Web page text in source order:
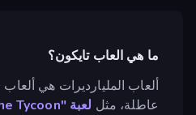
ما هي العاب تايكون؟
ألعاب المليارديرات هي
عاطلة، مثل لعبة "Idle Airline Tycoon"،